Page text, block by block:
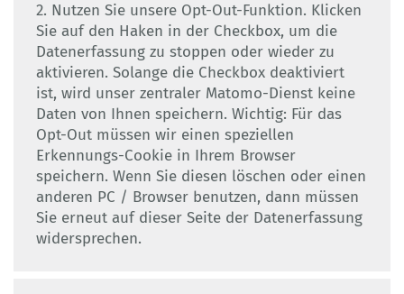
2. Nutzen Sie unsere Opt-Out-Funktion. Klicken
Sie auf den Haken in der Checkbox, um die
Datenerfassung zu stoppen oder wieder zu
aktivieren. Solange die Checkbox deaktiviert
ist, wird unser zentraler Matomo-Dienst keine
Daten von Ihnen speichern. Wichtig: Für das
Opt-Out müssen wir einen speziellen
Erkennungs-Cookie in Ihrem Browser
speichern. Wenn Sie diesen löschen oder einen
anderen PC / Browser benutzen, dann müssen
Sie erneut auf dieser Seite der Datenerfassung
widersprechen.